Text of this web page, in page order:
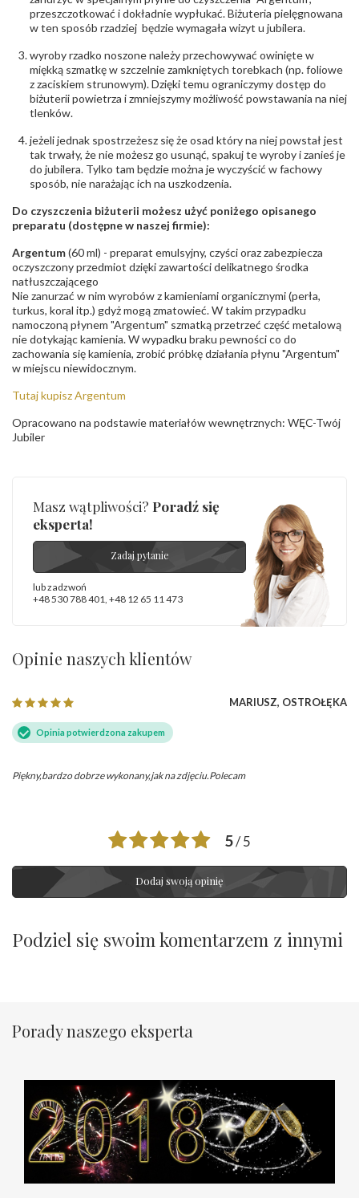
Rodzaje
kamieni:
Topaz Honey
Liczba kamieni:
Topaz Honey - 1 szt.
Szlif kamieni
Fasetowy serce
Masa kamieni
(łącznie)
ok. 0.11 ct.
INNE PARAMETRY
odpowiedzialny:
Suchan, ul. Kurczaba 3, 30-868 Kraków; NIP:
679-25-92-107; sklep@wec.com.pl
Bezpieczeństwo
- rodzaj
Nie nadaje się dla dzieci w wieku poniżej 3 lat
,Elementy w wyrobie wykonane z białego złota
przeszczotkować i dokładnie wypłukać. Biżuteria pielęgnowana
w ten sposób rzadziej będzie wymagała wizyt u jubilera.
wyroby rzadko noszone należy przechowywać owinięte w
miękką szmatkę w szczelnie zamkniętych torebkach (np. foliowe
z zaciskiem strunowym). Dzięki temu ograniczymy dostęp do
biżuterii powietrza i zmniejszymy możliwość powstawania na niej
tlenków.
jeżeli jednak spostrzeżesz się że osad który na niej powstał jest
tak trwały, że nie możesz go usunąć, spakuj te wyroby i zanieś je
do jubilera. Tylko tam będzie można je wyczyścić w fachowy
sposób, nie narażając ich na uszkodzenia.
Do czyszczenia biżuterii możesz użyć poniżego opisanego
preparatu (dostępne w naszej firmie):
Argentum(60 ml) - preparat emulsyjny, czyści oraz zabezpiecza
oczyszczony przedmiot dzięki zawartości delikatnego środka
natłuszczającego
Nie zanurzać w nim wyrobów z kamieniami organicznymi (perła,
turkus, koral itp.) gdyż mogą zmatowieć. W takim przypadku
namoczoną płynem "Argentum" szmatką przetrzeć część metalową
nie dotykając kamienia. W wypadku braku pewności co do
zachowania się kamienia, zrobić próbkę działania płynu "Argentum"
w miejscu niewidocznym.
Tutaj kupisz Argentum
Opracowano na podstawie materiałów wewnętrznych: WĘC-Twój
Jubiler
Masz wątpliwości? Poradź się
eksperta!
Zadaj pytanie
lub zadzwoń
+48 530 788 401 +48 12 65 11 473
Opinie naszych klientów
MARIUSZ, OSTROŁĘKA
Opinia potwierdzona zakupem
Piękny,bardzo dobrze wykonany,jak na zdjęciu.Polecam
5/ 5
Dodaj swoją opinię
Podziel się swoim komentarzem z innymi
Porady naszego eksperta